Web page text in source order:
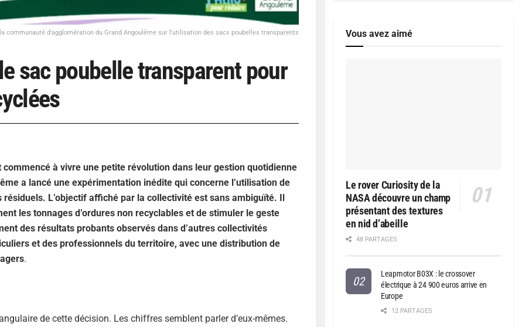
communauté d'agglomération du Grand Angoulême sur l'utilisation des sacs poubelles transparents
sac poubelle transparent pour
à vivre une petite révolution dans leur gestion quotidienne
a lancé une expérimentation inédite qui concerne l’utilisation de
L’objectif affiché par la collectivité est sans ambiguïté. Il
les tonnages d’ordures non recyclables et de stimuler le geste
des résultats probants observés dans d’autres collectivités
et des professionnels du territoire, avec une distribution de
.
de cette décision. Les chiffres semblent parler d’eux-mêmes.
Vous avez aimé
Le rover Curiosity de la
NASA découvre un champ
présentant des textures
en nid d’abeille
48 PARTAGES
Leapmotor B03X : le crossover
électrique à 24 900 euros arrive en
Europe
12 PARTAGES